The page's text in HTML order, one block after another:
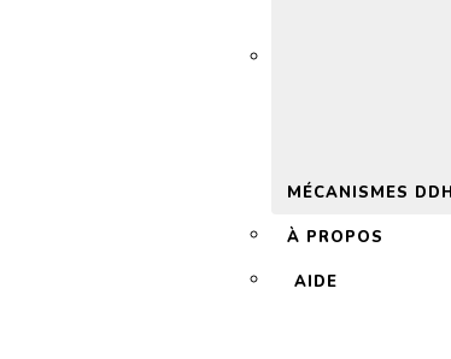
MÉCANISMES DDH
À PROPOS
AIDE